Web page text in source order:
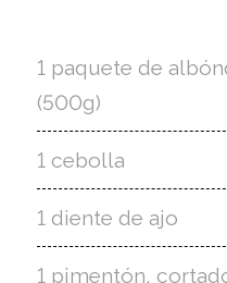
1 paquete de
(500g)
1 cebolla
1 diente de ajo
1 pimentón,